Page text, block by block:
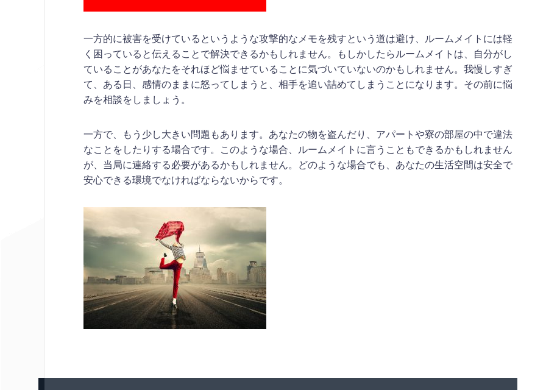
一方的に被害を受けているというような攻撃的なメモを残すという道は避け、ルームメイトには軽
く困っていると伝えることで解決できるかもしれません。もしかしたらルームメイトは、自分がし
ていることがあなたをそれほど悩ませていることに気づいていないのかもしれません。我慢しすぎ
て、ある日、感情のままに怒ってしまうと、相手を追い詰めてしまうことになります。その前に悩
みを相談をしましょう。
一方で、もう少し大きい問題もあります。あなたの物を盗んだり、アパートや寮の部屋の中で違法
なことをしたりする場合です。このような場合、ルームメイトに言うこともできるかもしれません
が、当局に連絡する必要があるかもしれません。どのような場合でも、あなたの生活空間は安全で
安心できる環境でなければならないからです。